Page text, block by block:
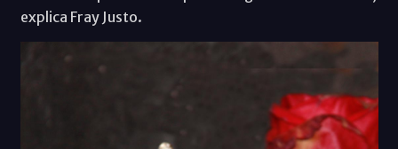
explica Fray Justo.